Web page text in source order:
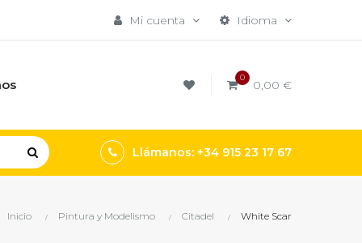
Idioma
Mi cuenta
0 0,00 €
Llámanos: +34 915 23 17 67
Inicio Pintura y Modelismo Citadel White Scar